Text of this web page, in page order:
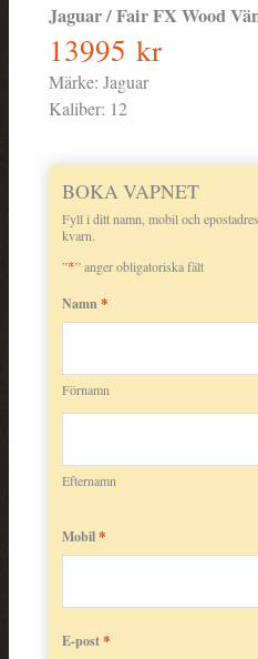
Jaguar / Fair FX Wood
13995 kr
Märke: Jaguar
Kaliber: 12
BOKA VAPNET
Fyll i ditt namn, mobil och
kvarn.
”*” anger obligatoriska fält
Namn *
Förnamn
Efternamn
Mobil*
E-post*